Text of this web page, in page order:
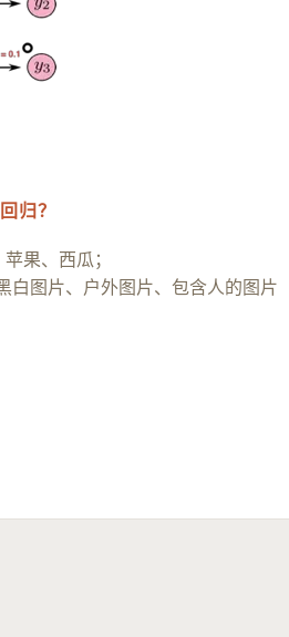
归？
果、西瓜；
白图片、户外图片、包含人的图片